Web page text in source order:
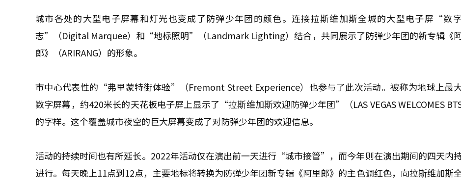
城市各处的大型电子屏幕和灯光也变成了防弹少年团的颜色。连接拉斯维加斯全城的大型电子屏“数
志”（Digital Marquee）和“地标照明”（Landmark Lighting）结合，共同展示了防弹少年团的新专辑《
郎》（ARIRANG）的形象。
市中心代表性的“弗里蒙特街体验”（Fremont Street Experience）也参与了此次活动。被称为地球上最
数字屏幕，约420米长的天花板电子屏上显示了“拉斯维加斯欢迎防弹少年团”（LAS VEGAS WELCOMES BTS
的字样。这个覆盖城市夜空的巨大屏幕变成了对防弹少年团的欢迎信息。
活动的持续时间也有所延长。2022年活动仅在演出前一天进行“城市接管”，而今年则在演出期间的四天内
进行。每天晚上11点到12点，主要地标将转换为防弹少年团新专辑《阿里郎》的主色调红色，向拉斯维加斯